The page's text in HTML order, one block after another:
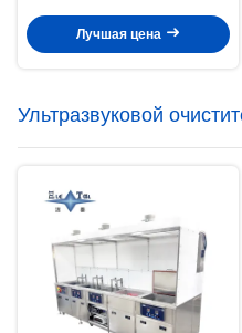
Лучшая цена
Ультразвуковой